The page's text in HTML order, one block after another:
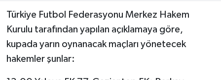
Türkiye Futbol Federasyonu Merkez Hakem
Kurulu tarafından yapılan açıklamaya göre,
kupada yarın oynanacak maçları yönetecek
hakemler şunlar:
Siyaset
Spor